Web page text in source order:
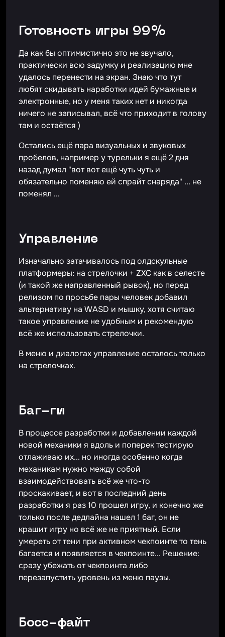
Готовность игры 99%
Да как бы оптимистично это не звучало,
практически всю задумку и реализацию мне
удалось перенести на экран. Знаю что тут
любят скидывать наработки идей бумажные и
электронные, но у меня таких нет и никогда
ничего не записывал, всё что приходит в голову
там и остаётся )
Остались ещё пара визуальных и звуковых
пробелов, например у турельки я ещё 2 дня
назад думал "вот вот ещё чуть чуть и
обязательно поменяю ей спрайт снаряда" ... не
поменял ...
Управление
Изначально затачивалось под олдскульные
платформеры: на стрелочки + ZXC как в селесте
(и такой же направленный рывок), но перед
релизом по просьбе пары человек добавил
альтернативу на WASD и мышку, хотя считаю
такое управление не удобным и рекомендую
всё же использовать стрелочки.
В меню и диалогах управление осталось только
на стрелочках.
Баг-ги
В процессе разработки и добавлении каждой
новой механики я вдоль и поперек тестирую
отлаживаю их... но иногда особенно когда
механикам нужно между собой
взаимодействовать всё же что-то
проскакивает, и вот в последний день
разработки я раз 10 прошел игру, и конечно же
только после дедлайна нашел 1 баг, он не
крашит игру но всё же не приятный. Если
умереть от тени при активном чекпоинте то тень
багается и появляется в чекпоинте... Решение:
сразу убежать от чекпоинта либо
перезапустить уровень из меню паузы.
Босс-файт